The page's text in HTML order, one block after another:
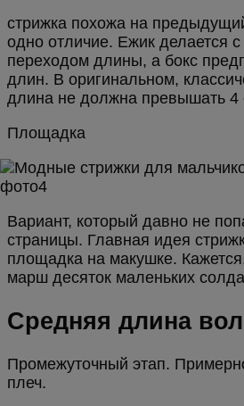
стрижка похожа на
одно отличие. Ежик делается
переходом длины, а бокс
длин. В оригинальном,
длина не должна превышать 4
Площадка
Вариант, который давно не
страницы. Главная идея
площадка на макушке.
марш десяток маленьких
Средняя длина
Промежуточный этап.
плеч.